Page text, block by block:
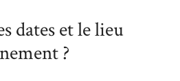
dates et le lieu
?